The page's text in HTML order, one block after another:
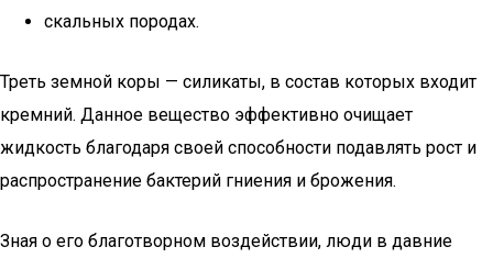
скальных породах.
Треть земной коры — силикаты, в состав которых входит
кремний. Данное вещество эффективно очищает
жидкость благодаря своей способности подавлять рост и
распространение бактерий гниения и брожения.
Зная о его благотворном воздействии, люди в давние